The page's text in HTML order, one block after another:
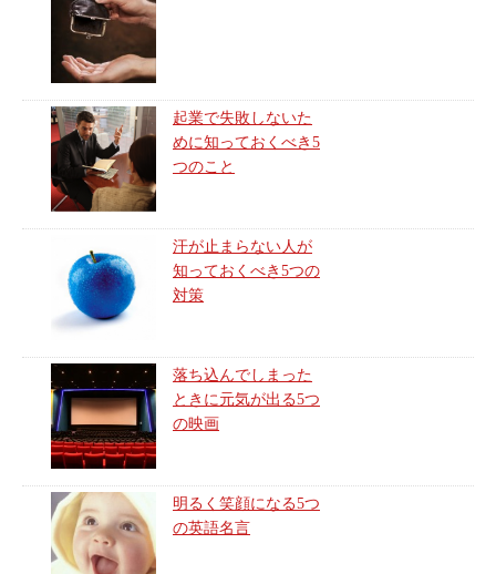
起業で失敗しないた
めに知っておくべき5
つのこと
汗が止まらない人が
知っておくべき5つの
対策
落ち込んでしまった
ときに元気が出る5つ
の映画
明るく笑顔になる5つ
の英語名言